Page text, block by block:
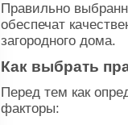
Правильно
обеспечат
загородного дома.
Как выбрать
Перед тем как
факторы: